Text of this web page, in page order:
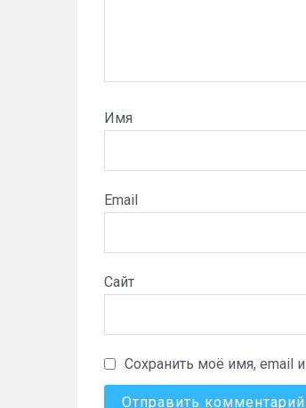
Имя
Email
Сайт
Сохранить моё имя, email